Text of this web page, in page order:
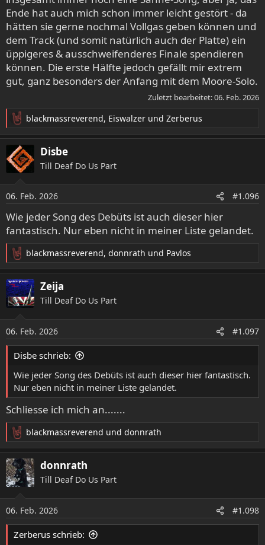
Ende hat auch mich schon immer leicht gestört - da
hätten sie gerne nochmal Vollgas geben können und
dem Track (und somit natürlich auch der Platte) ein
üppigeres & ausschweifenderes Finale spendieren
können. Die erste Hälfte jedoch gefällt mir extrem
gut, ganz besonders der Anfang mit dem Moore-Solo.
Zuletzt bearbeitet:06. Feb. 2026
R
e
a
k
t
o
n
e
n
:
blackmassreverend, Eiswalzer und Zerberus
Disbe
Till Deaf Do Us Part
06. Feb. 2026 #1.096
Wie jeder Song des Debüts ist auch dieser hier
fantastisch. Nur eben nicht in meiner Liste gelandet.
R
e
a
k
t
n
e
n
blackmassreverend, donnrath und Pavlos
Zeija
Till Deaf Do Us Part
06. Feb. 2026 #1.097
Disbe schrieb:
Wie jeder Song des Debüts ist auch dieser hier fantastisch.
Nur eben nicht in meiner Liste gelandet.
Schliesse ich mich an.......
R
e
a
k
t
n
e
n
blackmassreverend und donnrath
donnrath
Till Deaf Do Us Part
06. Feb. 2026 #1.098
Zerberus schrieb: